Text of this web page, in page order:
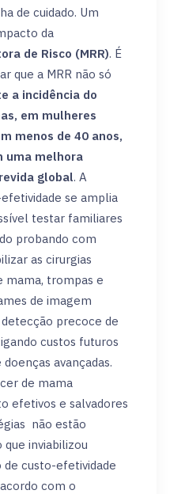
de cuidado. Um
da
de Risco (MRR). É
que a MRR não só
a incidência do
em mulheres
menos de 40 anos,
uma melhora
global. A
se amplia
testar familiares
probando com
as cirurgias
mama, trompas e
de imagem
precoce de
custos futuros
avançadas.
de mama
efetivos e salvadores
não estão
que inviabilizou
custo-efetividade
com o